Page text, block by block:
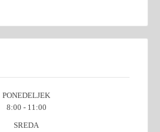
PONEDELJEK
8:00 - 11:00
SREDA